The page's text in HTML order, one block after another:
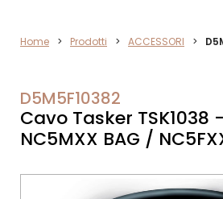
Home > Prodotti > ACCESSORI >
D5M5F10382
Cavo Tasker TSK1038
NC5MXX BAG /